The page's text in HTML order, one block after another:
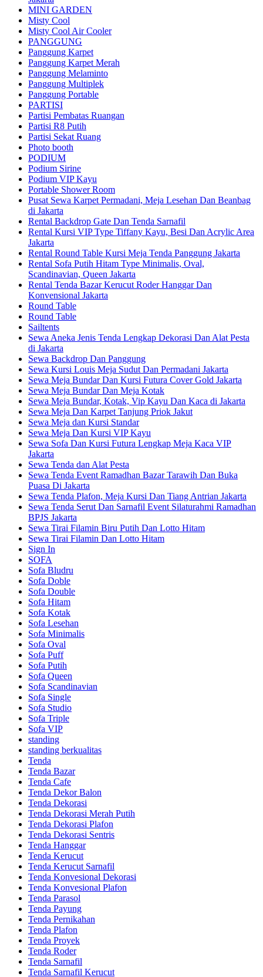
MINI GARDEN
Misty Cool
Misty Cool Air Cooler
PANGGUNG
Panggung Karpet
Panggung Karpet Merah
Panggung Melaminto
Panggung Multiplek
Panggung Portable
PARTISI
Partisi Pembatas Ruangan
Partisi R8 Putih
Partisi Sekat Ruang
Photo booth
PODIUM
Podium Sirine
Podium VIP Kayu
Portable Shower Room
Pusat Sewa Karpet Permadani, Meja Lesehan Dan Beanbag
di Jakarta
Rental Backdrop Gate Dan Tenda Sarnafil
Rental Kursi VIP Type Tiffany Kayu, Besi Dan Acrylic Area
Jakarta
Rental Round Table Kursi Meja Tenda Panggung Jakarta
Rental Sofa Putih Hitam Type Minimalis, Oval,
Scandinavian, Queen Jakarta
Rental Tenda Bazar Kerucut Roder Hanggar Dan
Konvensional Jakarta
Round Table
Round Table
Sailtents
Sewa Aneka Jenis Tenda Lengkap Dekorasi Dan Alat Pesta
di Jakarta
Sewa Backdrop Dan Panggung
Sewa Kursi Louis Meja Sudut Dan Permadani Jakarta
Sewa Meja Bundar Dan Kursi Futura Cover Gold Jakarta
Sewa Meja Bundar Dan Meja Kotak
Sewa Meja Bundar, Kotak, Vip Kayu Dan Kaca di Jakarta
Sewa Meja Dan Karpet Tanjung Priok Jakut
Sewa Meja dan Kursi Standar
Sewa Meja Dan Kursi VIP Kayu
Sewa Sofa Dan Kursi Futura Lengkap Meja Kaca VIP
Jakarta
Sewa Tenda dan Alat Pesta
Sewa Tenda Event Ramadhan Bazar Tarawih Dan Buka
Puasa Di Jakarta
Sewa Tenda Plafon, Meja Kursi Dan Tiang Antrian Jakarta
Sewa Tenda Serut Dan Sarnafil Event Silaturahmi Ramadhan
BPJS Jakarta
Sewa Tirai Filamin Biru Putih Dan Lotto Hitam
Sewa Tirai Filamin Dan Lotto Hitam
Sign In
SOFA
Sofa Bludru
Sofa Doble
Sofa Double
Sofa Hitam
Sofa Kotak
Sofa Lesehan
Sofa Minimalis
Sofa Oval
Sofa Puff
Sofa Putih
Sofa Queen
Sofa Scandinavian
Sofa Single
Sofa Studio
Sofa Triple
Sofa VIP
standing
standing berkualitas
Tenda
Tenda Bazar
Tenda Cafe
Tenda Dekor Balon
Tenda Dekorasi
Tenda Dekorasi Merah Putih
Tenda Dekorasi Plafon
Tenda Dekorasi Sentris
Tenda Hanggar
Tenda Kerucut
Tenda Kerucut Sarnafil
Tenda Konvesional Dekorasi
Tenda Konvesional Plafon
Tenda Parasol
Tenda Payung
Tenda Pernikahan
Tenda Plafon
Tenda Proyek
Tenda Roder
Tenda Sarnafil
Tenda Sarnafil Kerucut